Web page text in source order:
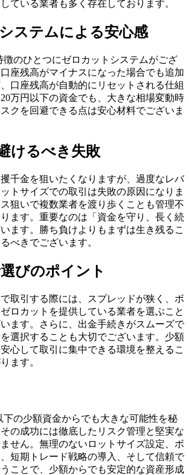
ている業者も多く存在しております。
ステムによる安心感
のひとつにゼロカットシステムがござ
座残高がマイナスになった場合でも追加
口座残高が自動的にリセットされる仕組
万円以下の資金でも、大きな相場変動時
クを回避できる点は安心材料でございま
けるべき失敗
千金を狙いたくなりますが、過度なレバ
トサイズでの取引は失敗の原因になりま
狙いで複数業者を渡り歩くことも管理不
ます。重要なのは「資金を守り、長く続
ます。勝ち負けよりもまずは生き残るこ
べきでございます。
びのポイント
取引する際には、スプレッドが狭く、ボ
ロカットを提供している業者を選ぶこと
ます。さらに、出金手続きがスムーズで
選択することも大切でございます。少額
心して取引に集中できる環境を整えるこ
ます。
下の少額資金からでも大きな可能性を秘
の成功には徹底したリスク管理と堅実な
せん。無理のないロットサイズ設定、ボ
短期トレード戦略の導入、そして信頼で
ことで、少額からでも安定的な資産形成